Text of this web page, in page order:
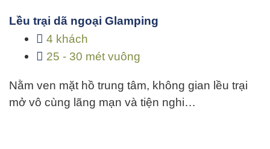
Lều trại dã ngoại Glamping
4 khách
25 - 30 mét vuông
Nằm ven mặt hồ trung tâm, không gian lều trại
mở vô cùng lãng mạn và tiện nghi…